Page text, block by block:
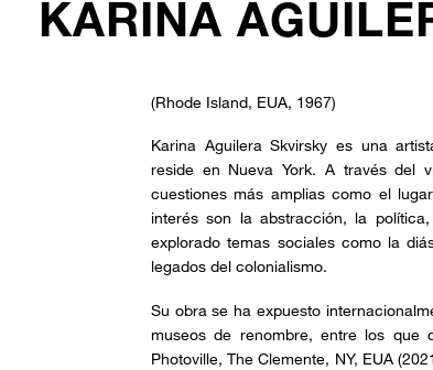
KARINA
(Rhode Island, EUA, 1967)
Karina Aguilera Skvirsky es una
reside en Nueva York. A través del
cuestiones más amplias como el
interés son la abstracción, la
explorado temas sociales como la
legados del colonialismo.
Su obra se ha expuesto
museos de renombre, entre los que
Photoville, The Clemente, NY, EUA